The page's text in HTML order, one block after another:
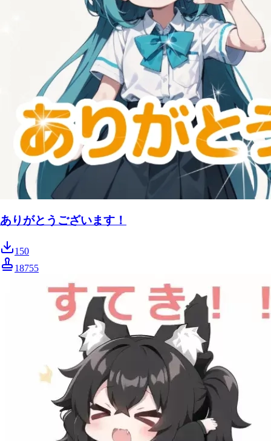
ありがとうございます！
150
18755